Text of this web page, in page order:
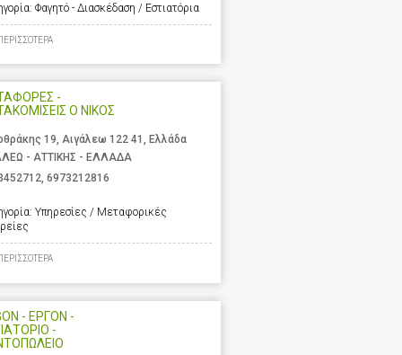
Φαγητό - Διασκέδαση / Εστιατόρια
-
Ο ΝΙΚΟΣ
19, Αιγάλεω 122 41, Ελλάδα
- ΑΤΤΙΚΗΣ - ΕΛΛΑΔΑ
, 6973212816
Υπηρεσίες / Μεταφορικές
- ΕΡΓΟΝ -
-